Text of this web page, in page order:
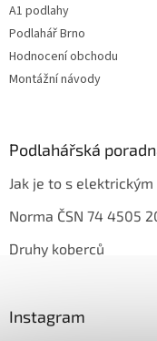
A1 podlahy
Podlahář Brno
Hodnocení obchodu
Montážní návody
Podlahářská
Jak je to s
Norma ČSN 74 4505
Druhy koberců
Instagram